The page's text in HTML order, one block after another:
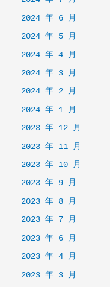
2024 年 6 月
2024 年 5 月
2024 年 4 月
2024 年 3 月
2024 年 2 月
2024 年 1 月
2023 年 12 月
2023 年 11 月
2023 年 10 月
2023 年 9 月
2023 年 8 月
2023 年 7 月
2023 年 6 月
2023 年 4 月
2023 年 3 月